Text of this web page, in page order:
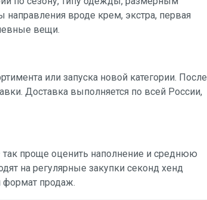
направления вроде крем, экстра, первая
вещи.
или запуска новой категории. После
Доставка выполняется по всей России,
проще оценить наполнение и среднюю
на регулярные закупки секонд хенд
формат продаж.